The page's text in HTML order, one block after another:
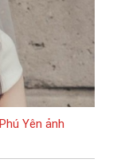
Yên ảnh